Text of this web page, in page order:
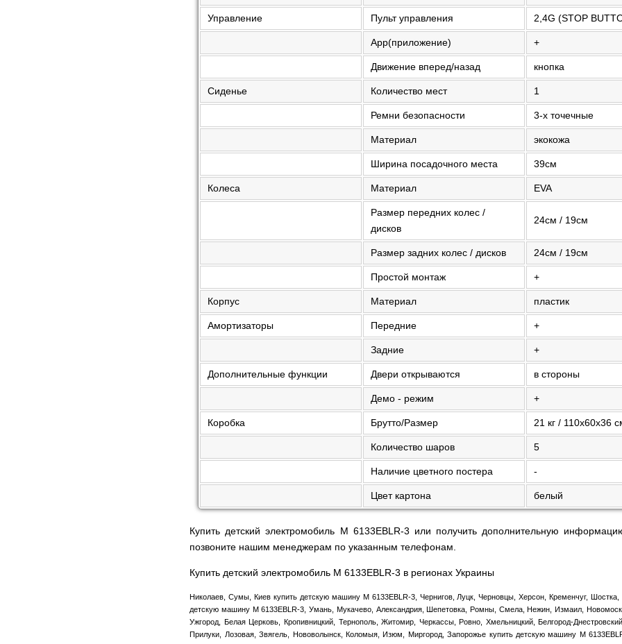
Управление Пульт управления 2,4G (STOP
App(приложение) +
Движение вперед/назад кнопка
Сиденье Количество мест 1
Ремни безопасности 3-х точечные
Материал экокожа
Ширина посадочного места 39см
Колеса Материал EVA
Размер передних колес /
дисков
24см / 19см
Размер задних колес / дисков 24см / 19см
Простой монтаж +
Корпус Материал пластик
Амортизаторы Передние +
Задние +
Дополнительные функции Двери открываются в стороны
Демо - режим +
Коробка Брутто/Размер 21 кг / 110х60х36
Количество шаров 5
Наличие цветного постера -
Цвет картона белый
Купить детский электромобиль M 6133EBLR-3 или получить дополнительную
позвоните нашим менеджерам по указанным телефонам.
Купить детский электромобиль M 6133EBLR-3 в регионах Украины
Николаев, Сумы, Киев купить детскую машину M 6133EBLR-3, Чернигов, Луцк, Черновцы, Херсон, Кременчуг,
детскую машину M 6133EBLR-3, Умань, Мукачево, Александрия, Шепетовка, Ромны, Смела, Нежин, Измаил,
Ужгород, Белая Церковь, Кропивницкий, Тернополь, Житомир, Черкассы, Ровно, Хмельницкий, Белгород-
Прилуки, Лозовая, Звягель, Нововолынск, Коломыя, Изюм, Миргород, Запорожье купить детскую машину M